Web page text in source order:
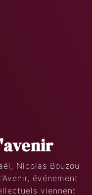
Nicolas Bouzou
événement
viennent